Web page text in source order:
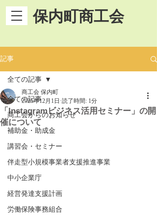
保内町商工会
記事
全ての記事
商工会からのお知らせ
補助金・助成金
講習会・セミナー
伴走型小規模事業者支援推進事業
中小企業庁
経営発達支援計画
労働保険事務組合
全ての記事
「Instagramビジネス活用セミナー」の開
催について
商工会 保内町
2025年12月1日 読了時間: 1分